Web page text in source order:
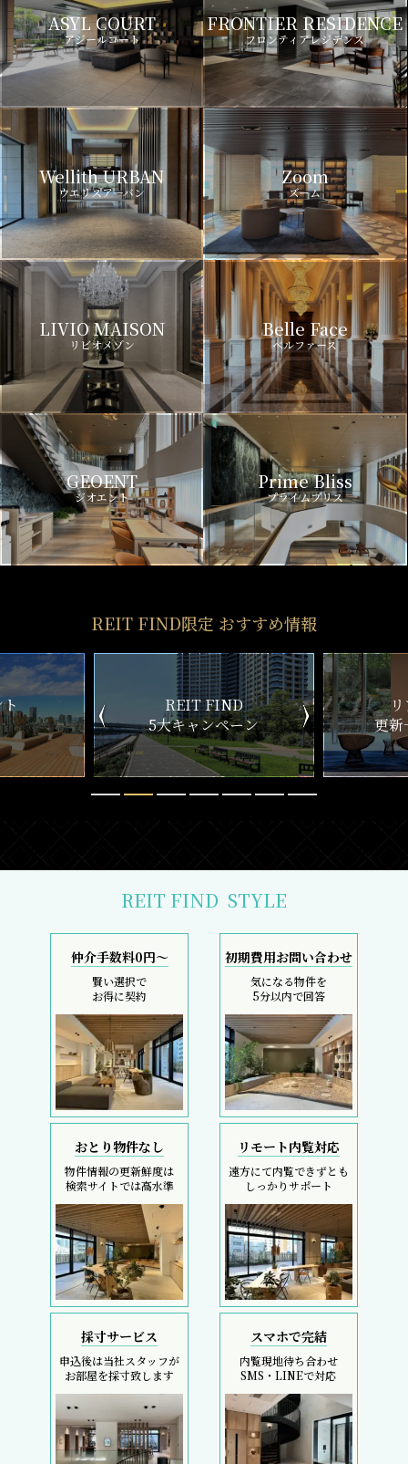
ASYL COURT
アジールコート
FRONTIER RESIDENCE
フロンティアレジデンス
Wellith URBAN
ウエリスアーバン
Zoom
ズーム
LIVIO MAISON
リビオメゾン
Belle Face
ベルファース
GEOENT
ジオエント
Prime Bliss
プライムブリス
REIT FIND限定 おすすめ情報
ン
リアルタイム
更新一覧チェック
新
REIT FIND STYLE
仲介手数料0円～
賢い選択で
お得に契約
初期費用お問い合わせ
気になる物件を
5分以内で回答
おとり物件なし
物件情報の更新鮮度は
検索サイトでは高水準
リモート内覧対応
遠方にて内覧できずとも
しっかりサポート
採寸サービス
申込後は当社スタッフが
お部屋を採寸致します
スマホで完結
内覧現地待ち合わせ
SMS・LINEで対応